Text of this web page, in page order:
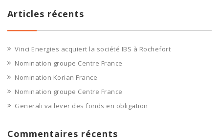
Articles récents
Vinci Energies acquiert la société IBS à Rochefort
Nomination groupe Centre France
Nomination Korian France
Nomination groupe Centre France
Generali va lever des fonds en obligation
Commentaires récents